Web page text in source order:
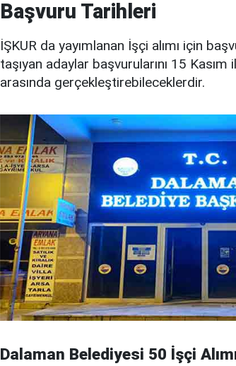
Başvuru Tarihleri
İŞKUR da yayımlanan İşçi alımı için
taşıyan adaylar başvurularını 15
arasında gerçekleştirebileceklerdir.
Dalaman Belediyesi 50 İşçi